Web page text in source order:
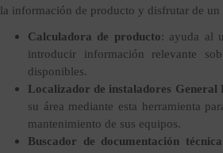
la información de producto y disfrutar de
Calculadora de producto: ayuda al
introducir información relevante
disponibles.
Localizador de instaladores General
su área mediante esta herramienta
mantenimiento de sus equipos.
Buscador de documentación técnica